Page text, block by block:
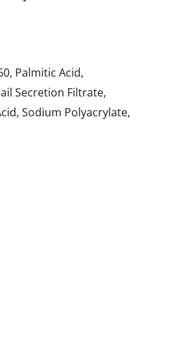
Palmitic Acid,
Secretion Filtrate,
Sodium Polyacrylate,